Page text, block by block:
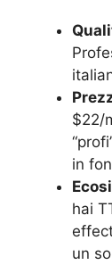
$22/
in
hai
un